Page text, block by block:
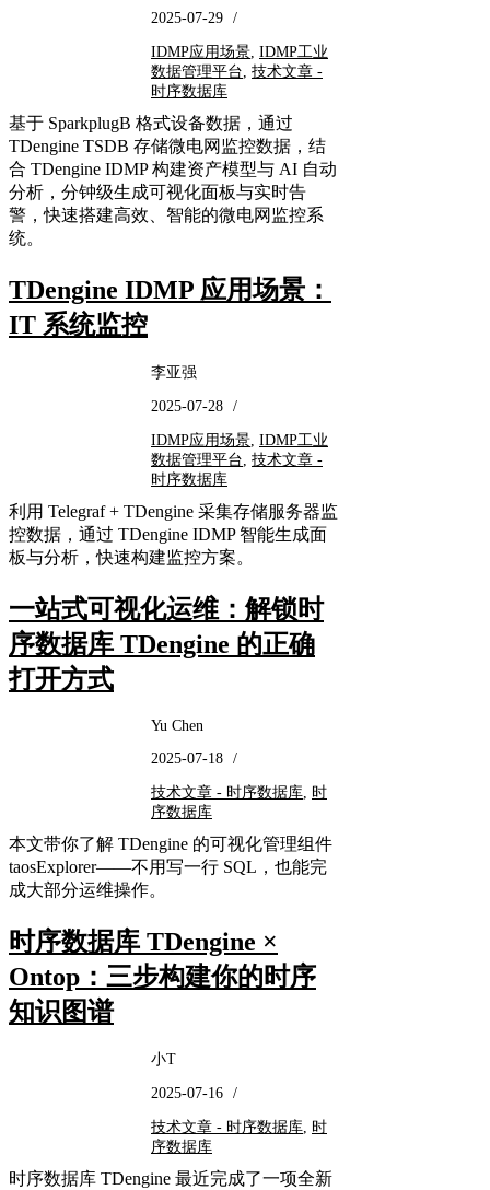
2025-07-29 /
IDMP应用场景, IDMP工业
数据管理平台, 技术文章 -
时序数据库
基于 ​SparkplugB 格式设备数据，通过 ​
TDengine TSDB​ 存储微电网监控数据，结
合 ​TDengine IDMP​ 构建资产模型与 ​AI 自动
分析，分钟级生成可视化面板与实时告
警，快速搭建高效、智能的微电网监控系
统。
TDengine IDMP 应用场景：
IT 系统监控
李亚强
2025-07-28 /
IDMP应用场景, IDMP工业
数据管理平台, 技术文章 -
时序数据库
利用 Telegraf + TDengine 采集存储服务器监
控数据，通过 TDengine IDMP 智能生成面
板与分析，快速构建监控方案。
一站式可视化运维：解锁时
序数据库 TDengine 的正确
打开方式
Yu Chen
2025-07-18 /
技术文章 - 时序数据库, 时
序数据库
本文带你了解 TDengine 的可视化管理组件
taosExplorer——不用写一行 SQL，也能完
成大部分运维操作。
时序数据库 TDengine ×
Ontop：三步构建你的时序
知识图谱
小T
2025-07-16 /
技术文章 - 时序数据库, 时
序数据库
时序数据库 TDengine 最近完成了一项全新